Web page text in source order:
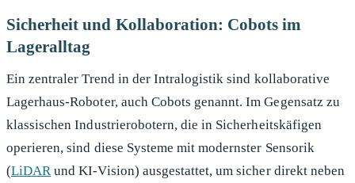
Sicherheit und Kollaboration: Cobots im
Lageralltag
Ein zentraler Trend in der Intralogistik sind kollaborative
Lagerhaus-Roboter, auch Cobots genannt. Im Gegensatz zu
klassischen Industrierobotern, die in Sicherheitskäfigen
operieren, sind diese Systeme mit modernster Sensorik
(LiDAR und KI-Vision) ausgestattet, um sicher direkt neben